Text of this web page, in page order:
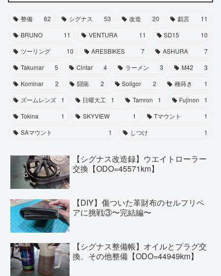
整備 62 シグナス 53 改造 20 戯言
11
BRUNO
11 VENTURA 11 SD15
10
ツーリング
10 ARESBIKES 7 ASHURA
7
Takumar
5 Cintar 4 ラーメン 3 M42
3
Kominar
2 闘病 2 Soligor 2 種蒔き
1
ズームレンズ
1 日曜大工 1 Tamron 1 Fujinon
1
Tokina
1 SKYVIEW 1 Tマウント
1
SAマウント
1 しつけ 1
【シグナス改造録】ウエイトローラー
交換【ODO=45571km】
【DIY】傷ついた革財布のセルフリペ
アに挑戦③〜完結編〜
【シグナス整備帳】オイルとプラグ交
換、その他整備【ODO=44949km】